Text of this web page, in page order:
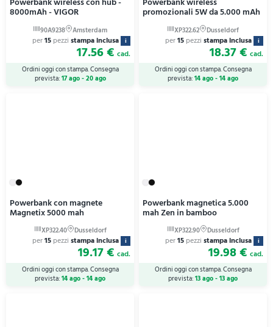
8000mAh - VIGOR
per15 pezzi stampa inclusa i
17.56 € cad.
Ordini oggi con stampa. Consegna
prevista:17 ago - 20 ago
promozionali 5W da 5.000 mAh
per15 pezzi stampa inclusa i
18.37 € cad.
Ordini oggi con stampa. Consegna
prevista:14 ago - 14 ago
Powerbank con magnete
Magnetix 5000 mah
per15 pezzi stampa inclusa i
19.17 € cad.
Ordini oggi con stampa. Consegna
prevista:14 ago - 14 ago
Powerbank magnetica 5.000
mah Zen in bamboo
per15 pezzi stampa inclusa i
19.98 € cad.
Ordini oggi con stampa. Consegna
prevista:13 ago - 13 ago